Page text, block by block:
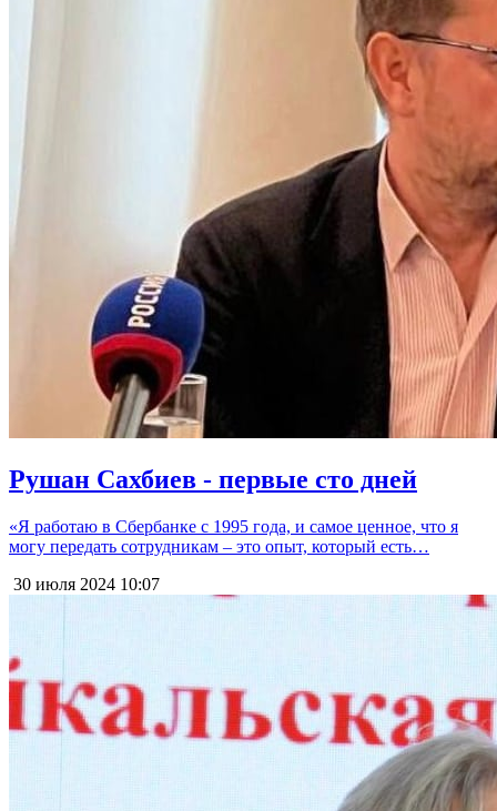
Рушан Сахбиев - первые сто дней
«Я работаю в Сбербанке с 1995 года, и самое ценное, что я
могу передать сотрудникам – это опыт, который есть…
30 июля 2024 10:07